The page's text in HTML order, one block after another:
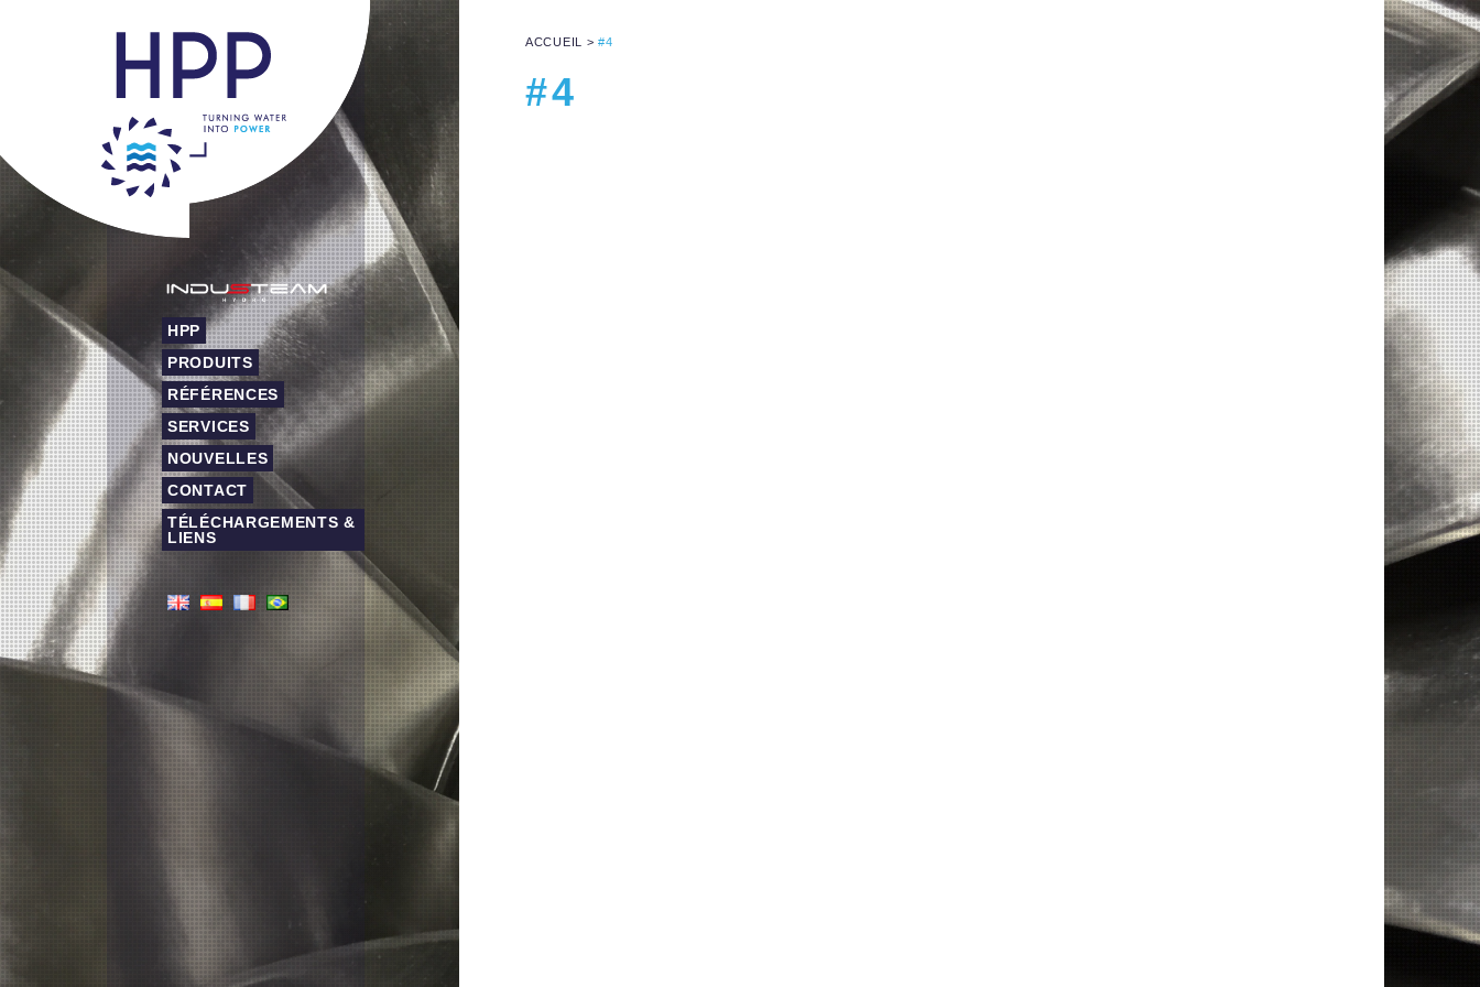
HPP
PRODUITS
RÉFÉRENCES
SERVICES
NOUVELLES
CONTACT
TÉLÉCHARGEMENTS &
LIENS
ACCUEIL >#4
#4